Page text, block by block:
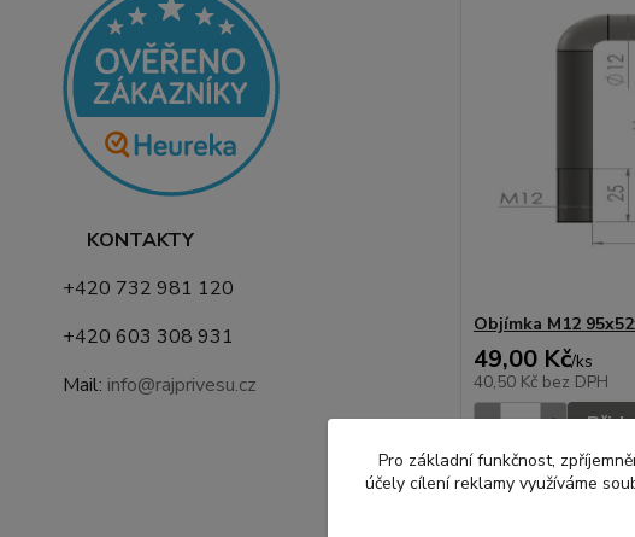
KONTAKTY
+420 732 981 120
+420 603 308 931
Mail: info@rajprivesu.cz
Objímka M12
49,00 Kč/ks
40,50 Kč bez DPH
Pro základní funkčnost,
účely cílení reklamy využíváme